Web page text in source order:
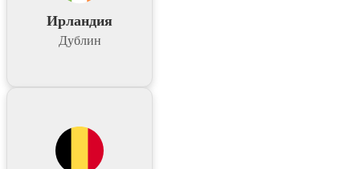
Ирландия
Дублин